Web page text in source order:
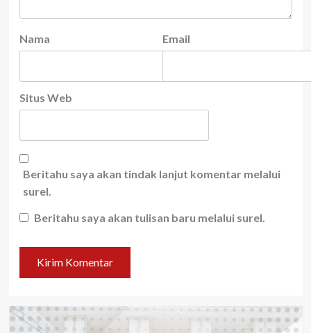
Nama Email
Situs Web
Beritahu saya akan tindak lanjut komentar melalui
surel.
Beritahu saya akan tulisan baru melalui surel.